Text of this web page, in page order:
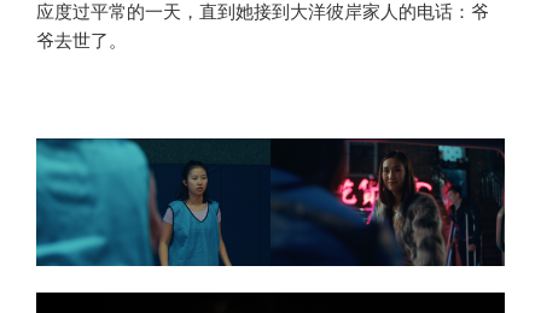
应度过平常的一天，直到她接到大洋彼岸家人的电话：爷
爷去世了。